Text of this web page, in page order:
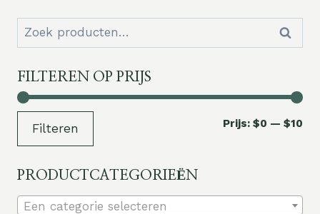
Zoeken
naar:
Zoeken
FILTEREN OP PRIJS
Filteren Prijs: $0 — $10
PRODUCTCATEGORIEËN
Een categorie selecteren